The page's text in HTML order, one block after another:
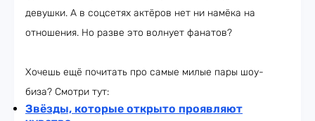
девушки. А в соцсетях актёров нет ни намёка на
отношения. Но разве это волнует фанатов?
Хочешь ещё почитать про самые милые пары шоу-
биза? Смотри тут:
Звёзды, которые открыто проявляют